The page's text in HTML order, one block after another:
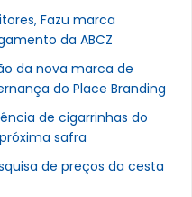
Fazu marca
da ABCZ
da nova marca de
do Place Branding
de cigarrinhas do
safra
de preços da cesta